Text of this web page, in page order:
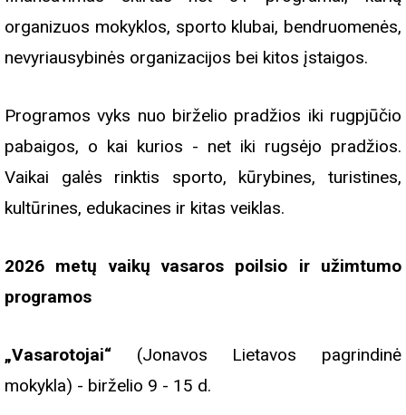
organizuos mokyklos, sporto klubai, bendruomenės,
nevyriausybinės organizacijos bei kitos įstaigos.
Programos vyks nuo birželio pradžios iki rugpjūčio
pabaigos, o kai kurios - net iki rugsėjo pradžios.
Vaikai galės rinktis sporto, kūrybines, turistines,
kultūrines, edukacines ir kitas veiklas.
2026 metų vaikų vasaros poilsio ir užimtumo
programos
„Vasarotojai“ (Jonavos Lietavos pagrindinė
mokykla) - birželio 9 - 15 d.